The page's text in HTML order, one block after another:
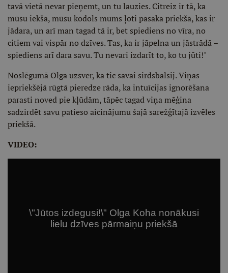
tavā vietā nevar pieņemt, un tu lauzies. Citreiz ir tā, ka
mūsu iekša, mūsu kodols mums ļoti pasaka priekšā, kas ir
jādara, un arī man tagad tā ir, bet spiediens no vīra, no
citiem vai vispār no dzīves. Tas, ka ir jāpelna un jāstrādā –
spiediens arī dara savu. Tu nevari izdarīt to, ko tu jūti!"
Noslēgumā Olga uzsver, ka tic savai sirdsbalsij. Viņas
iepriekšējā rūgtā pieredze rāda, ka intuīcijas ignorēšana
parasti noved pie kļūdām, tāpēc tagad viņa mēģina
sadzirdēt savu patieso aicinājumu šajā sarežģītajā izvēles
priekšā.
VIDEO: